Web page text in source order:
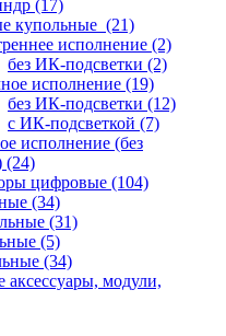
(17)
купольные (21)
исполнение (2)
без ИК-подсветки (2)
исполнение (19)
без ИК-подсветки (12)
с ИК-подсветкой (7)
исполнение (без
(24)
цифровые (104)
(34)
(31)
(5)
(34)
аксессуары, модули,